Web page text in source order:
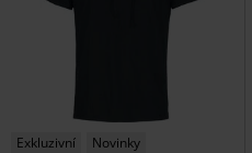
Exkluzivní Novinky